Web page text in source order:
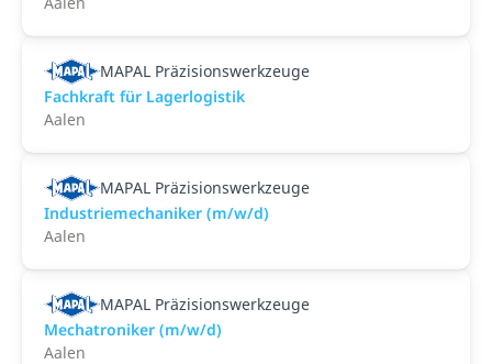
MAPAL Präzisionswerkzeuge
Fachkraft für Lagerlogistik
Aalen
MAPAL Präzisionswerkzeuge
Industriemechaniker (m/w/d)
Aalen
MAPAL Präzisionswerkzeuge
Mechatroniker (m/w/d)
Aalen